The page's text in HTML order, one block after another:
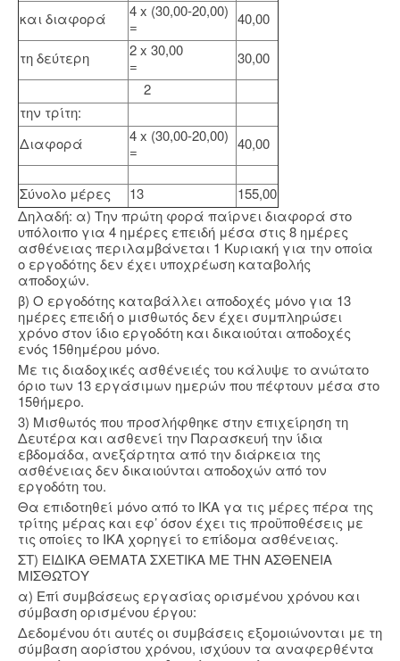
και διαφορά
4 x (30,00-20,00)
=
40,00
τη δεύτερη
2 x 30,00
=
30,00
2
την τρίτη:
Διαφορά
4 x (30,00-20,00)
=
40,00
Σύνολο μέρες 13
155,00
Δηλαδή: α) Την πρώτη φορά παίρνει διαφορά στο
υπόλοιπο για 4 ημέρες επειδή μέσα στις 8 ημέρες
ασθένειας περιλαμβάνεται 1 Κυριακή για την οποία
ο εργοδότης δεν έχει υποχρέωση καταβολής
αποδοχών.
β) Ο εργοδότης καταβάλλει αποδοχές μόνο για 13
ημέρες επειδή ο μισθωτός δεν έχει συμπληρώσει
χρόνο στον ίδιο εργοδότη και δικαιούται αποδοχές
ενός 15θημέρου μόνο.
Με τις διαδοχικές ασθένειές του κάλυψε το ανώτατο
όριο των 13 εργάσιμων ημερών που πέφτουν μέσα στο
15θήμερο.
3) Μισθωτός που προσλήφθηκε στην επιχείρηση τη
Δευτέρα και ασθενεί την Παρασκευή την ίδια
εβδομάδα, ανεξάρτητα από την διάρκεια της
ασθένειας δεν δικαιούνται αποδοχών από τον
εργοδότη του.
Θα επιδοτηθεί μόνο από το ΙΚΑ γα τις μέρες πέρα της
τρίτης μέρας και εφ’ όσον έχει τις προϋποθέσεις με
τις οποίες το ΙΚΑ χορηγεί το επίδομα ασθένειας.
ΣΤ) ΕΙΔΙΚΑ ΘΕΜΑΤΑ ΣΧΕΤΙΚΑ ΜΕ ΤΗΝ ΑΣΘΕΝΕΙΑ
ΜΙΣΘΩΤΟΥ
α) Επί συμβάσεως εργασίας ορισμένου χρόνου και
σύμβαση ορισμένου έργου:
Δεδομένου ότι αυτές οι συμβάσεις εξομοιώνονται με τη
σύμβαση αορίστου χρόνου, ισχύουν τα αναφερθέντα